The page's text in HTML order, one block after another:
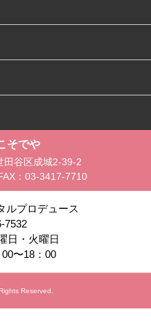
そでや
田谷区成城2-39-2
： 03-3417-7710
ルプロデュース
7532
日・火曜日
00〜18：00
Reserved.